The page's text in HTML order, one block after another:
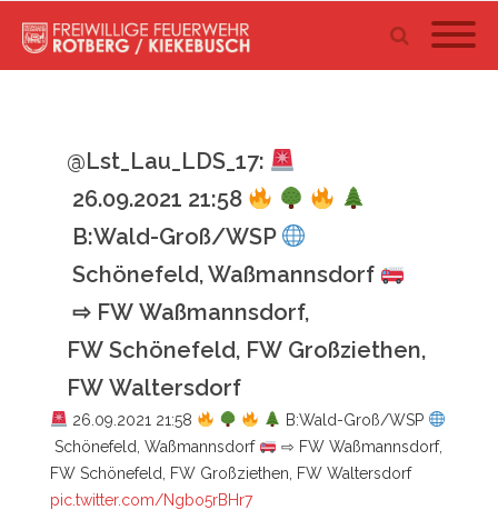
@Lst_Lau_LDS_17:
26.09.2021 21:58
B:Wald-Groß/WSP
Schönefeld, Waßmannsdorf
⇨ FW Waßmannsdorf,
FW Schönefeld, FW Großziethen,
FW Waltersdorf
26.09.2021 21:58
B:Wald-Groß/WSP
Schönefeld, Waßmannsdorf
⇨ FW Waßmannsdorf,
FW Schönefeld, FW Großziethen, FW Waltersdorf
pic.twitter.com/Ngbo5rBHr7